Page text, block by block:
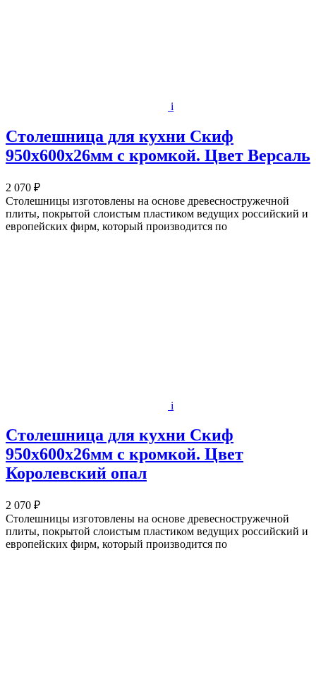
i
Столешница для кухни Скиф
950х600x26мм с кромкой. Цвет Версаль
2 070 ₽
Столешницы изготовлены на основе древесностружечной
плиты, покрытой слоистым пластиком ведущих российский и
европейских фирм, который производится по
i
Столешница для кухни Скиф
950х600x26мм с кромкой. Цвет
Королевский опал
2 070 ₽
Столешницы изготовлены на основе древесностружечной
плиты, покрытой слоистым пластиком ведущих российский и
европейских фирм, который производится по